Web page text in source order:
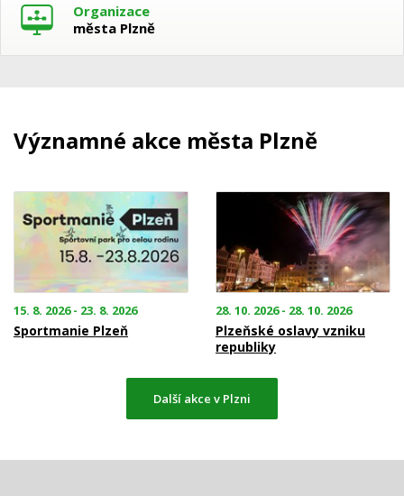
Organizace
města Plzně
Významné akce města Plzně
15. 8. 2026 - 23. 8. 2026
Sportmanie Plzeň
28. 10. 2026 - 28. 10. 2026
Plzeňské oslavy vzniku
republiky
Další akce v Plzni